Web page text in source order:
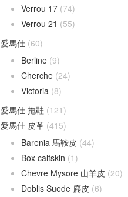
Verrou 17 (74)
Verrou 21 (55)
愛馬仕 (60)
Berline (9)
Cherche (24)
Victoria (8)
愛馬仕 拖鞋 (121)
愛馬仕 皮革 (415)
Barenia 馬鞍皮 (44)
Box calfskin (1)
Chevre Mysore 山羊皮 (20)
Doblis Suede 麂皮 (6)